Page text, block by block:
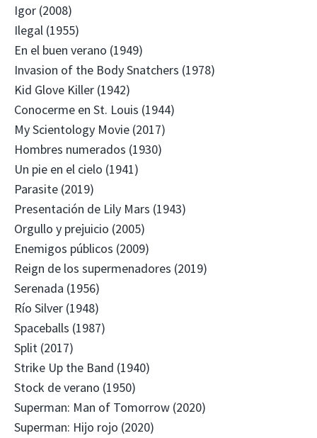
Igor (2008)
Ilegal (1955)
En el buen verano (1949)
Invasion of the Body Snatchers (1978)
Kid Glove Killer (1942)
Conocerme en St. Louis (1944)
My Scientology Movie (2017)
Hombres numerados (1930)
Un pie en el cielo (1941)
Parasite (2019)
Presentación de Lily Mars (1943)
Orgullo y prejuicio (2005)
Enemigos públicos (2009)
Reign de los supermenadores (2019)
Serenada (1956)
Río Silver (1948)
Spaceballs (1987)
Split (2017)
Strike Up the Band (1940)
Stock de verano (1950)
Superman: Man of Tomorrow (2020)
Superman: Hijo rojo (2020)